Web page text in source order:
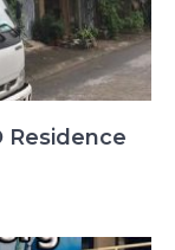
Residence